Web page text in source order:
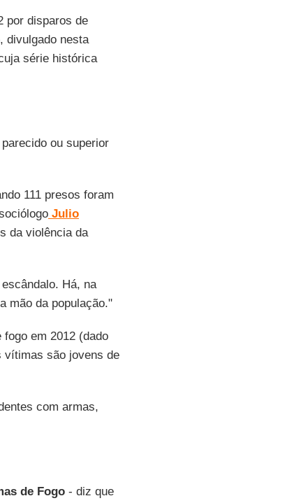
por disparos de
, divulgado nesta
série histórica
ou superior
111 presos foram
Julio
da violência da
Há, na
mão da população."
em 2012 (dado
vítimas são jovens de
com armas,
de Fogo- diz que